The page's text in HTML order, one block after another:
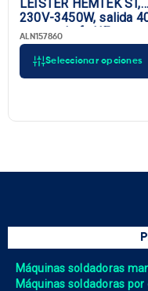
Seleccionar opciones
LEISTER HEMTEK ST,
230V-3450W, salida
mm, enchufe UE
ALN157860
Máquinas soldadoras
Máquinas soldadoras